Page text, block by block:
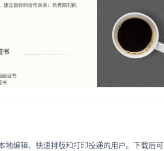
编辑、快速排版和打印投递的用户。下载后可